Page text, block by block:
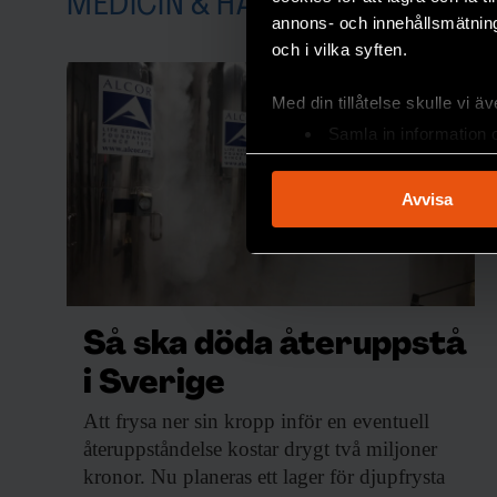
annons- och
och i vilka syften.
Med din tillåtelse skulle vi
Samla in information
Identifiera din enhet
Ta reda på mer om hur
Vi använder
sociala medier och
till de sociala medier och
med annan information som
Avvisa
Så ska döda återuppstå
i Sverige
Att frysa ner sin kropp inför en eventuell
återuppståndelse kostar drygt två miljoner
kronor. Nu planeras ett lager för djupfrysta